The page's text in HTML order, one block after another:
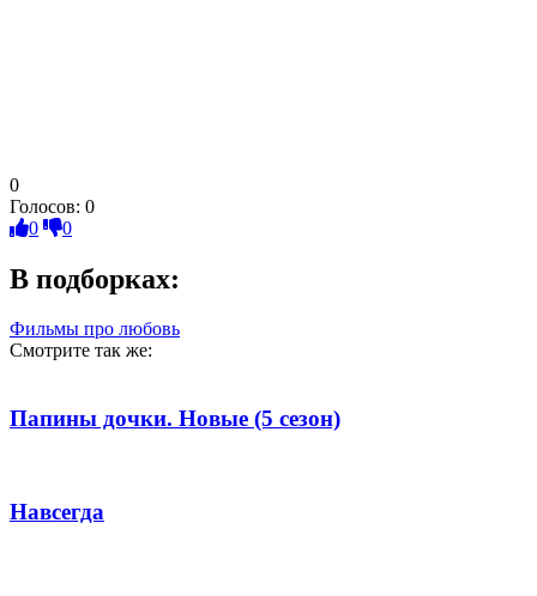
0
Голосов: 0
0
0
В подборках:
Фильмы про любовь
Смотрите так же:
Папины дочки. Новые (5 сезон)
Навсегда